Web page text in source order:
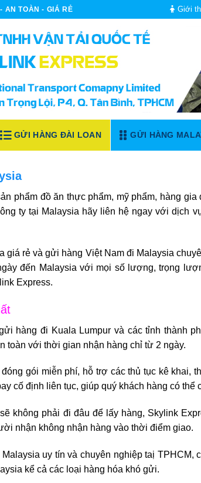
AN TOÀN - GIÁ RẺ Giới
GỬI HÀNG ĐÀI LOAN GỬI HÀNG
phẩm đồ ăn thực phẩm, mỹ phẩm, hàng
ty tại Malaysia hãy liên hệ ngay với dịch
giá rẻ và gửi hàng Việt Nam đi Malaysia
đến Malaysia với mọi số lượng, trọng
Express.
hàng đi Kuala Lumpur và các tỉnh thành
toàn với thời gian nhận hàng chỉ từ 2 ngày.
gói miễn phí, hỗ trợ các thủ tục kê khai,
cố định liên tục, giúp quý khách hàng có thể
không phải đi đâu để lấy hàng, Skylink
nhận không nhận hàng vào thời điểm giao.
uy tín và chuyên nghiệp taị TPHCM,
kể cả các loại hàng hóa khó gửi.